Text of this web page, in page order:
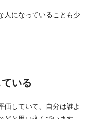
人になっていることも少
いる
価していて、自分は誰よ